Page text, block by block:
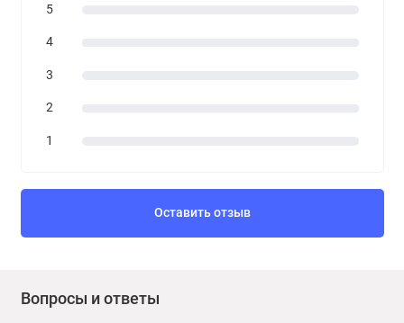
5
4
3
2
1
Оставить отзыв
Вопросы и ответы